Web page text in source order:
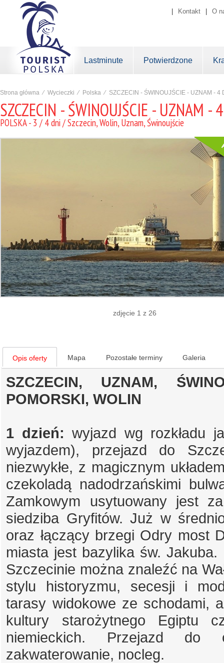
Kontakt O
Lastminute Potwierdzone
Strona główna ⁄ Wycieczki ⁄ Polska ⁄ SZCZECIN - ŚWINOUJŚCIE - UZNAM - 4
SZCZECIN - ŚWINOUJŚCIE - UZNAM -
POLSKA - 3 / 4 dni / Szczecin, Wolin, Uznam, Świnoujście
zdjęcie 1 z 26
Opis oferty Mapa Pozostałe terminy Galeria
SZCZECIN, UZNAM,
POMORSKI, WOLIN
1 dzień:wyjazd wg rozkładu
wyjazdem), przejazd do
niezwykłe, z magicznym
czekoladą nadodrzańskimi
Zamkowym usytuowany jest
siedziba Gryfitów. Już w
oraz łączący brzegi Odry most
miasta jest bazylika św.
Szczecinie można znaleźć na
stylu historyzmu, secesji i
tarasy widokowe ze schodami,
kultury starożytnego Egiptu
niemieckich. Przejazd do
zakwaterowanie, nocleg.